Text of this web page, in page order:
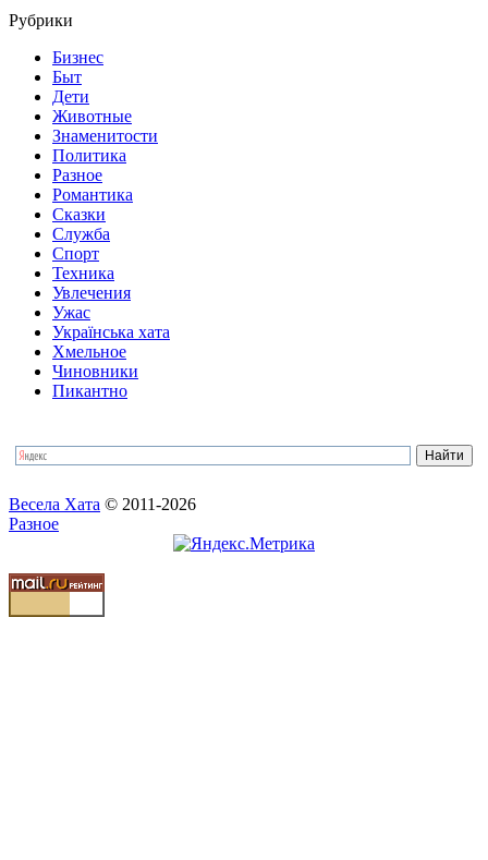
Рубрики
Бизнес
Быт
Дети
Животные
Знаменитости
Политика
Разное
Романтика
Сказки
Служба
Спорт
Техника
Увлечения
Ужас
Українська хата
Хмельное
Чиновники
Пикантно
Весела Хата © 2011-2026
Разное